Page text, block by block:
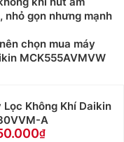
nhỏ gọn nhưng mạnh
chọn mua máy
MCK555AVMVW
Lọc Không Khí Daikin
A